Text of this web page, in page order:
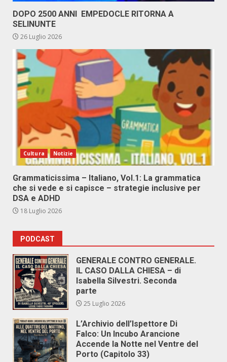
DOPO 2500 ANNI EMPEDOCLE RITORNA A
SELINUNTE
26 Luglio 2026
Cultura Notizie
Grammaticissima – Italiano, Vol.1: La grammatica
che si vede e si capisce – strategie inclusive per
DSA e ADHD
18 Luglio 2026
PODCAST
GENERALE CONTRO GENERALE.
IL CASO DALLA CHIESA – di
Isabella Silvestri. Seconda
parte
25 Luglio 2026
L’Archivio dell’Ispettore Di
Falco: Un Incubo Arancione
Accende la Notte nel Ventre del
Porto (Capitolo 33)